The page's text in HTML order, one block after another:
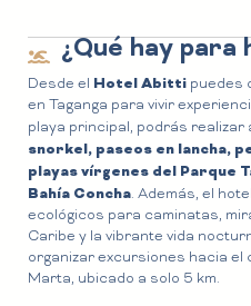
¿Qué hay para
Desde el Hotel Abitti puedes
en Taganga para vivir
playa principal, podrás realizar
snorkel, paseos en lancha,
playas vírgenes del Parque
Bahía Concha. Además, el
ecológicos para caminatas,
Caribe y la vibrante vida
organizar excursiones hacia
Marta, ubicado a solo 5 km.